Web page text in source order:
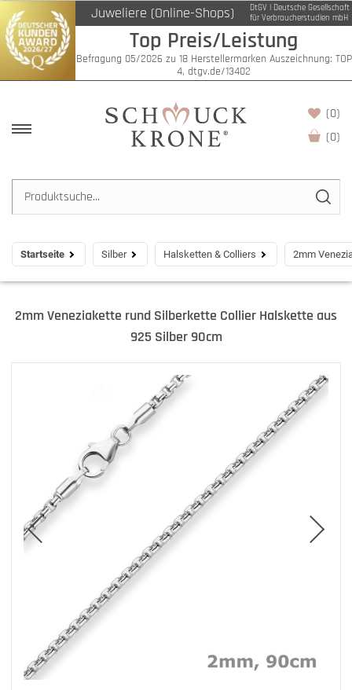
Juweliere (Online-Shops)
DtGV | Deutsche Gesellschaft
für Verbraucherstudien mbH
Top Preis/Leistung
Befragung 05/2026 zu 18 Herstellermarken Auszeichnung: TOP
4, dtgv.de/13402
(0)
(0)
Startseite Silber Halsketten & Colliers 2mm
2mm Veneziakette rund Silberkette Collier Halskette aus
925 Silber 90cm